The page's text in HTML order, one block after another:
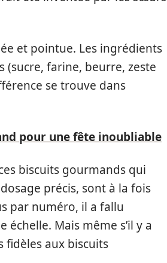
et pointue. Les ingrédients
farine, beurre, zeste
se trouve dans
pour une fête inoubliable
biscuits gourmands qui
précis, sont à la fois
par numéro, il a fallu
Mais même s’il y a
fidèles aux biscuits